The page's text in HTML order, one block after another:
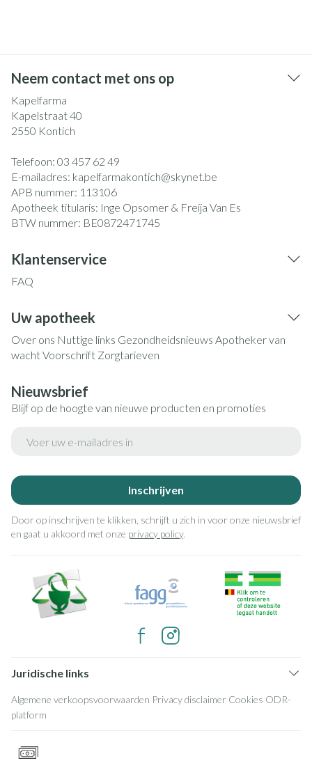
Neem contact met ons op
Kapelfarma
Kapelstraat 40
2550 Kontich
Telefoon: 03 457 62 49
E-mailadres: kapelfarmakontich@skynet.be
APB nummer: 113106
Apotheek titularis: Inge Opsomer & Freija Van Es
BTW nummer: BE0872471745
Klantenservice
FAQ
Uw apotheek
Over ons Nuttige links Gezondheidsnieuws Apotheker van
wachtVoorschrift Zorgtarieven
Nieuwsbrief
Blijf op de hoogte van nieuwe producten en promoties
Inschrijven
Door op inschrijven te klikken, schrijft u zich in voor onze nieuwsbrief
en gaat u akkoord met onze privacy policy.
Juridische links
Algemene verkoopsvoorwaarden Privacy disclaimer Cookies ODR-
platform